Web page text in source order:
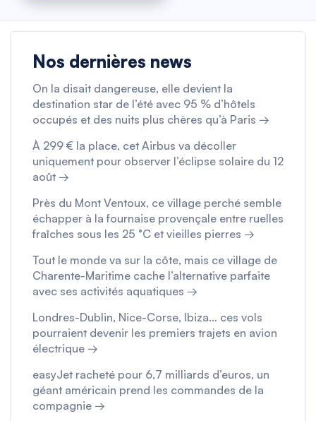
Nos dernières news
On la disait dangereuse, elle devient la
destination star de l’été avec 95 % d’hôtels
occupés et des nuits plus chères qu’à Paris →
À 299 € la place, cet Airbus va décoller
uniquement pour observer l’éclipse solaire du 12
août →
Près du Mont Ventoux, ce village perché semble
échapper à la fournaise provençale entre ruelles
fraîches sous les 25 °C et vieilles pierres →
Tout le monde va sur la côte, mais ce village de
Charente-Maritime cache l’alternative parfaite
avec ses activités aquatiques →
Londres-Dublin, Nice-Corse, Ibiza… ces vols
pourraient devenir les premiers trajets en avion
électrique →
easyJet racheté pour 6,7 milliards d’euros, un
géant américain prend les commandes de la
compagnie →